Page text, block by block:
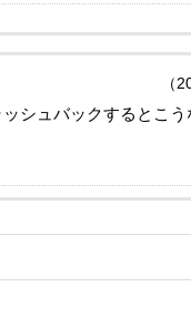
（
シュバックするとこう